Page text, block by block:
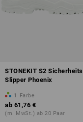
STONEKIT S2
Slipper Phoenix
1 Farbe
ab 61,76 €
(m. MwSt.) ab 20 Paar